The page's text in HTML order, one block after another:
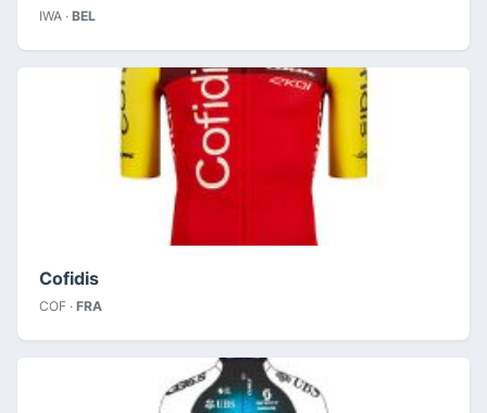
IWA · BEL
Cofidis
COF · FRA